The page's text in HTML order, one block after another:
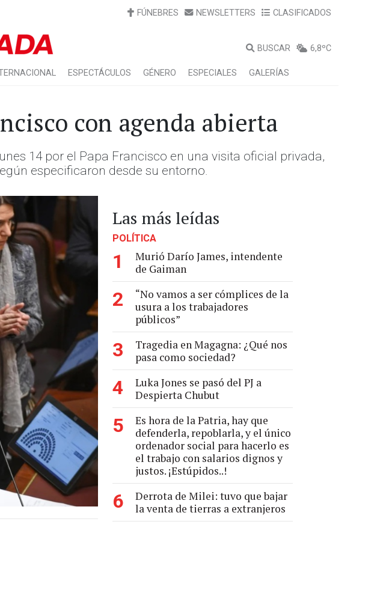
FÚNEBRES NEWSLETTERS CLASIFICADOS
BUSCAR 6,8ºC
ESPECTÁCULOS GÉNERO ESPECIALES GALERÍAS
con agenda abierta
14 por el Papa Francisco en una visita oficial privada,
especificaron desde su entorno.
Las más leídas
POLÍTICA
1
Murió Darío James, intendente
de Gaiman
2
“No vamos a ser cómplices de la
usura a los trabajadores
públicos”
3
Tragedia en Magagna: ¿Qué nos
pasa como sociedad?
4
Luka Jones se pasó del PJ a
Despierta Chubut
5
Es hora de la Patria, hay que
defenderla, repoblarla, y el único
ordenador social para hacerlo es
el trabajo con salarios dignos y
justos. ¡Estúpidos..!
6
Derrota de Milei: tuvo que bajar
la venta de tierras a extranjeros